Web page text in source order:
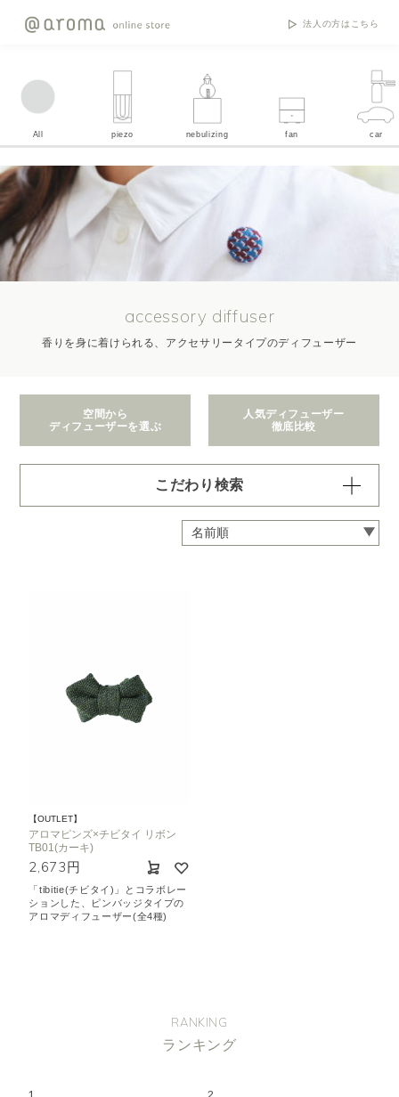
法人の方はこちら
All piezo nebulizing fan car
accessory diffuser
香りを身に着けられる、アクセサリータイプのディフューザー
空間から
ディフューザーを選ぶ
人気ディフューザー
徹底比較
こだわり検索
※一つお選びください
身の回り
【OUTLET】
アロマピンズ×チビタイ リボン
TB01(カーキ)
2,673円
「tibitie(チビタイ)」とコラボレー
ションした、ピンバッジタイプの
アロマディフューザー(全4種)
RANKING
ランキング